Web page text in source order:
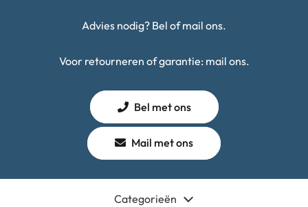
Advies nodig? Bel of mail ons.
Voor retourneren of garantie: mail ons.
Bel met ons
Mail met ons
Categorieën